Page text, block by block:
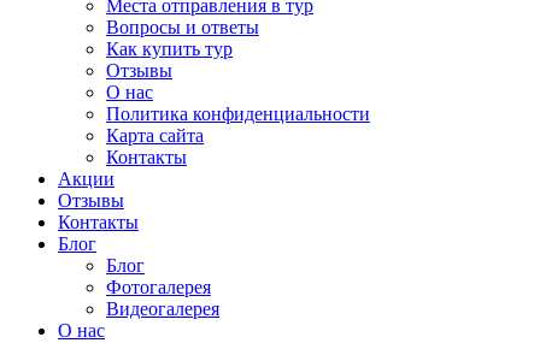
Места отправления в тур
Вопросы и ответы
Как купить тур
Отзывы
О нас
Политика конфиденциальности
Карта сайта
Контакты
Акции
Отзывы
Контакты
Блог
Блог
Фотогалерея
Видеогалерея
О нас